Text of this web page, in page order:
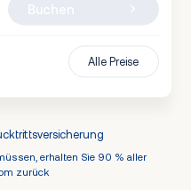
Alle Preise
erhalten Sie 90 % aller
zurück